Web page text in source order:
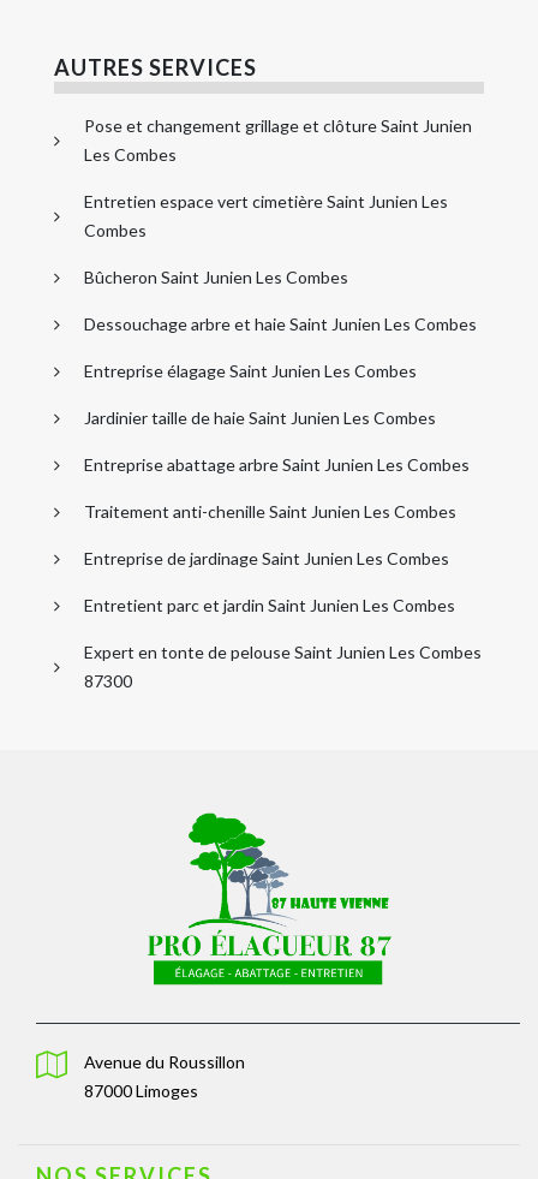
AUTRES SERVICES
Pose et changement grillage et clôture Saint Junien
Les Combes
Entretien espace vert cimetière Saint Junien Les
Combes
Bûcheron Saint Junien Les Combes
Dessouchage arbre et haie Saint Junien Les Combes
Entreprise élagage Saint Junien Les Combes
Jardinier taille de haie Saint Junien Les Combes
Entreprise abattage arbre Saint Junien Les Combes
Traitement anti-chenille Saint Junien Les Combes
Entreprise de jardinage Saint Junien Les Combes
Entretient parc et jardin Saint Junien Les Combes
Expert en tonte de pelouse Saint Junien Les Combes
87300
Avenue du Roussillon
87000 Limoges